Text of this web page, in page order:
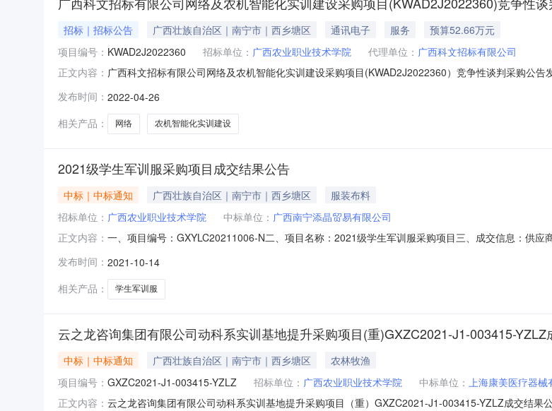
招标｜招标公告 广西壮族自治区｜南宁市｜西乡塘区 通讯电子 服务
预算52.66万元
项目编号： KWAD2J2022360 招标单位： 广西农业职业技术学院 代理单位： 广西科文招标有限公司
正文内容： 广西科文招标有限公司网络及农机智能化实训建设采购项目(KWAD2J2022360）竞争性谈判采购公
容A分标：网络实训室设备采购1批；B分标：农机智能化设备采购1批；具体内容和数量以采购文件
标：3
发布时间： 2022-04-26
相关产品：
网络 农机智能化实训建设
2021级学生军训服采购项目成交结果公告
中标｜中标通知 广西壮族自治区｜南宁市｜西乡塘区
服装布料
招标单位： 广西农业职业技术学院 中标单位： 广西南宁添晶贸易有限公司
正文内容： 一、项目编号：GXYLC20211006-N二、项目名称：2021级学生军训服采购项目三、成交信息：供
宁市大学东路176号/530007联系人：罗晓偞；联系电话：0771-3242678采购单位纪检监察电话：
发布时间： 2021-10-14
相关产品：
学生军训服
云之龙咨询集团有限公司动科系实训基地提升采购项目(重)GXZC2021-J1-003415-YZLZ
中标｜中标通知 广西壮族自治区｜南宁市｜西乡塘区
农林牧渔
项目编号： GXZC2021-J1-003415-YZLZ 招标单位： 广西农业职业技术学院 中标单位： 上海康美医疗器械
正文内容： 云之龙咨询集团有限公司动科系实训基地提升采购项目（重）GXZC2021-J1-003415-YZLZ成交结